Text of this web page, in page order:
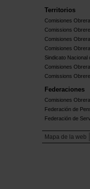
Territorios
Comisiones
Comissions
Comisiones
Comisiones
Sindicato Nacional
Comisiones
Comissions
Federaciones
Comisiones
Federación de
Federación de
Mapa de la web